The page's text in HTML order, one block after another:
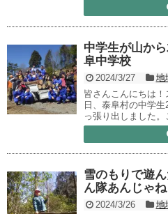
中学生が山か
阜中学校
2024/3/27 地
皆さんこんにちは
日、泰阜村の中学
っ張り出しました。
雪のもりで遊
ん隊あんじゃね
2024/3/26 地